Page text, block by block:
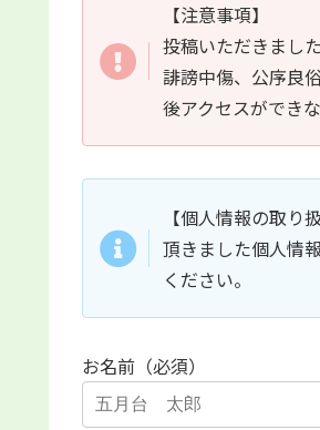
【注意事項】
投稿いただきまし
誹謗中傷、公序良
後アクセスができ
【個人情報の取り
頂きました個人情
ください。
お名前（必須）